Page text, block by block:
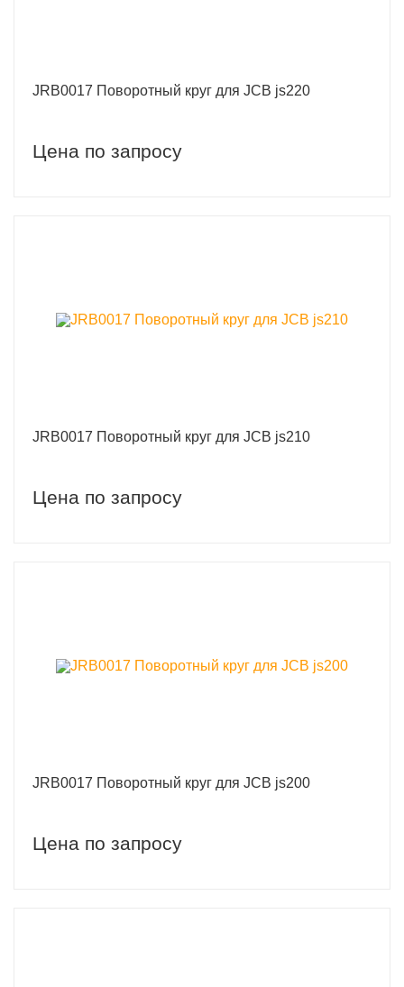
JRB0017 Поворотный круг для JCB js220
Цена по запросу
JRB0017 Поворотный круг для JCB js210
Цена по запросу
JRB0017 Поворотный круг для JCB js200
Цена по запросу